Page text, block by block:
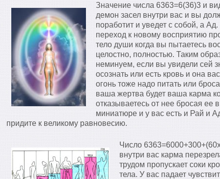
Значение числа 6363=6(36)3 и
демон засел внутри вас и вы
поработит и уведет с собой, а
переход к новому восприятию
тело души когда вы пытаетесь
целостно, полностью. Таким
неминуем, если вы увидели сей
осознать или есть кровь и она
огонь тоже надо питать или
ваша жертва будет ваша карма
отказываетесь от нее бросая ее
миниатюре и у вас есть и Рай и
придите к великому равновесию.
Число
внутри вас карма
трудом пропускает соки
тела. У вас падает